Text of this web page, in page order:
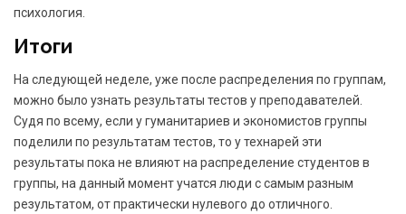
психология.
Итоги
На следующей неделе, уже после распределения по группам,
можно было узнать результаты тестов у преподавателей.
Судя по всему, если у гуманитариев и экономистов группы
поделили по результатам тестов, то у технарей эти
результаты пока не влияют на распределение студентов в
группы, на данный момент учатся люди с самым разным
результатом, от практически нулевого до отличного.